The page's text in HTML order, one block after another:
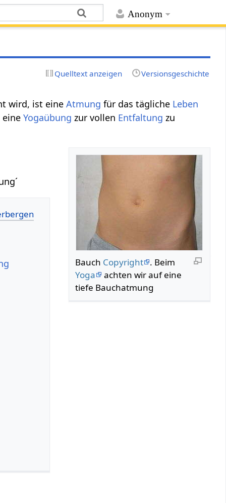
Anonym
Quelltext anzeigen Versionsgeschichte
wird, ist eineAtmung für das tägliche Leben
eineYogaübung zur vollen Entfaltung zu
Bauch Copyright
. Beim
Yoga
achten wir auf eine
tiefe Bauchatmung